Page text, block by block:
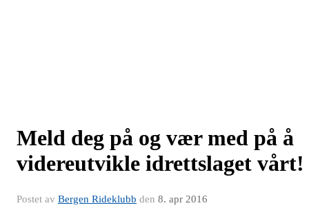
Meld deg på og vær med på å
videreutvikle idrettslaget vårt!
Postet av Bergen Rideklubb den 8. apr 2016